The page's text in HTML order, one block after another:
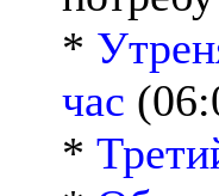
*
час
*